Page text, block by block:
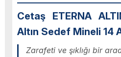
Cetaş ETERNA
Altın Sedef Mineli 14
Zarafeti ve şıklığı bir